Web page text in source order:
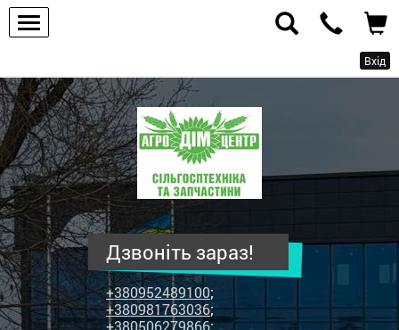
Вхід
ПП
"Агродім-
центр"
-
продаж
сільськогосподарської
техніки
та
запчастин
Дзвоніть зараз!
+380952489100;
+380981763036;
+380506279866;